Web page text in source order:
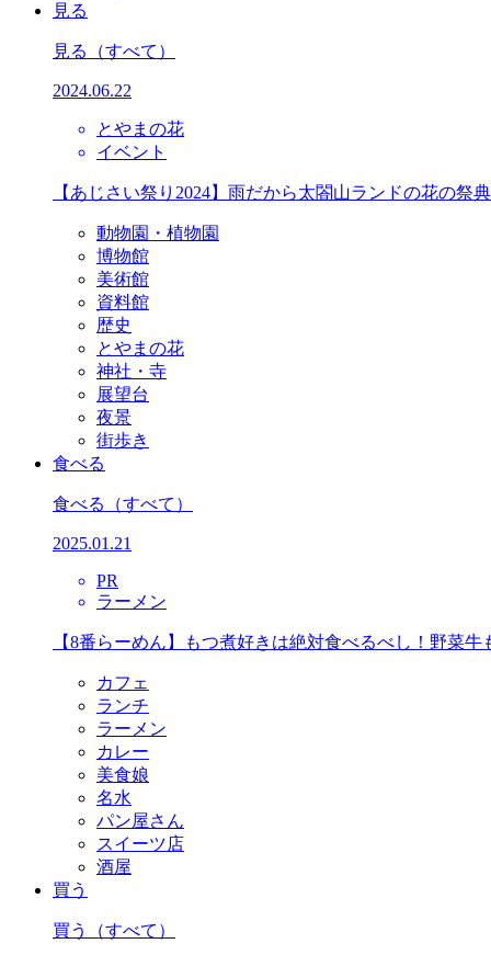
見る
見る （すべて）
2024.06.22
とやまの花
イベント
【あじさい祭り2024】雨だから太閤山ランドの花の祭
動物園・植物園
博物館
美術館
資料館
歴史
とやまの花
神社・寺
展望台
夜景
街歩き
食べる
食べる （すべて）
2025.01.21
PR
ラーメン
【8番らーめん】もつ煮好きは絶対食べるべし！野菜
カフェ
ランチ
ラーメン
カレー
美食娘
名水
パン屋さん
スイーツ店
酒屋
買う
買う （すべて）